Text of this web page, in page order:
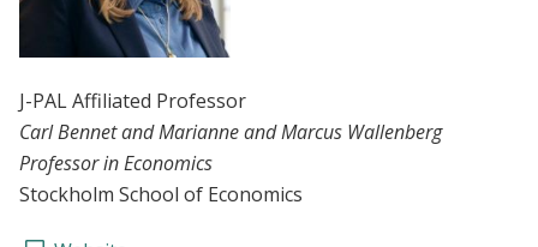
J-PAL Affiliated Professor
Carl Bennet and Marianne and Marcus Wallenberg
Professor in Economics
Stockholm School of Economics